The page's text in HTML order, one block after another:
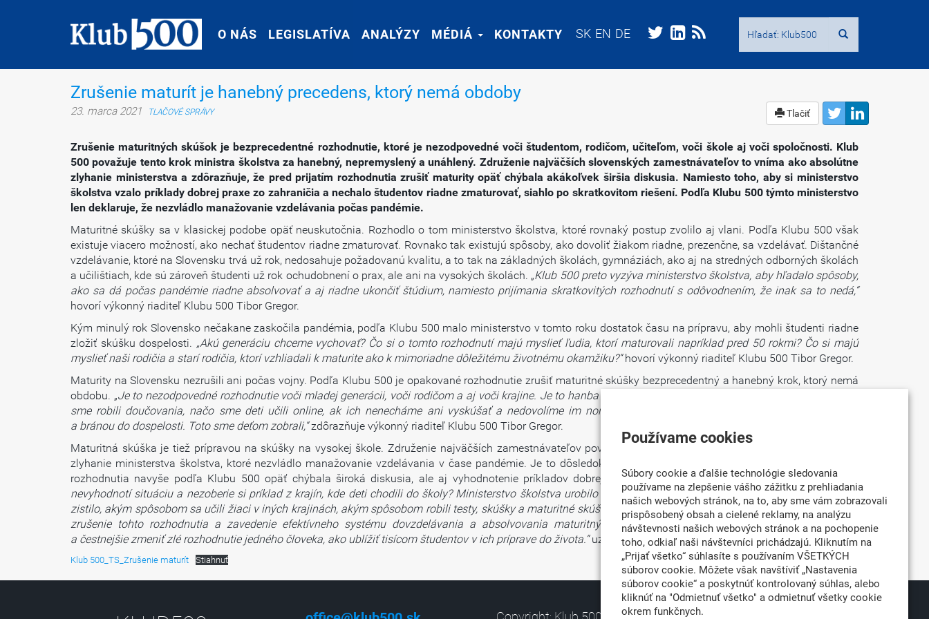
O NÁS LEGISLATÍVA ANALÝZY MÉDIÁ KONTAKTY SK EN DE
O NÁS LEGISLATÍVA ANALÝZY MÉDIÁ KONTAKTY SK EN DE
Zrušenie maturít je hanebný precedens, ktorý nemá obdoby
23. marca 2021 TLAČOVÉ SPRÁVY Tlačiť
Zrušenie maturitných skúšok je bezprecedentné rozhodnutie, ktoré je nezodpovedné voči študentom, rodičom, učiteľom, voči škole aj voči spoločnosti. Klub
500 považuje tento krok ministra školstva za hanebný, nepremyslený a unáhlený. Združenie najväčších slovenských zamestnávateľov to vníma ako absolútne
zlyhanie ministerstva a zdôrazňuje, že pred prijatím rozhodnutia zrušiť maturity opäť chýbala akákoľvek širšia diskusia. Namiesto toho, aby si ministerstvo
školstva vzalo príklady dobrej praxe zo zahraničia a nechalo študentov riadne zmaturovať, siahlo po skratkovitom riešení. Podľa Klubu 500 týmto ministerstvo
len deklaruje, že nezvládlo manažovanie vzdelávania počas pandémie.
Maturitné skúšky sa v klasickej podobe opäť neuskutočnia. Rozhodlo o tom ministerstvo školstva, ktoré rovnaký postup zvolilo aj vlani. Podľa Klubu 500 však
existuje viacero možností, ako nechať študentov riadne zmaturovať. Rovnako tak existujú spôsoby, ako dovoliť žiakom riadne, prezenčne, sa vzdelávať. Dištančné
vzdelávanie, ktoré na Slovensku trvá už rok, nedosahuje požadovanú kvalitu, a to tak na základných školách, gymnáziách, ako aj na stredných odborných školách
a učilištiach, kde sú zároveň študenti už rok ochudobnení o prax, ale ani na vysokých školách. „Klub 500 preto vyzýva ministerstvo školstva, aby hľadalo spôsoby,
ako sa dá počas pandémie riadne absolvovať a aj riadne ukončiť štúdium, namiesto prijímania skratkovitých rozhodnutí s odôvodnením, že inak sa to nedá,“
hovorí výkonný riaditeľ Klubu 500 Tibor Gregor.
Kým minulý rok Slovensko nečakane zaskočila pandémia, podľa Klubu 500 malo ministerstvo v tomto roku dostatok času na prípravu, aby mohli študenti riadne
zložiť skúšku dospelosti. „Akú generáciu chceme vychovať? Čo si o tomto rozhodnutí majú myslieť ľudia, ktorí maturovali napríklad pred 50 rokmi? Čo si majú
myslieť naši rodičia a starí rodičia, ktorí vzhliadali k maturite ako k mimoriadne dôležitému životnému okamžiku?“hovorí výkonný riaditeľ Klubu 500 Tibor Gregor.
Maturity na Slovensku nezrušili ani počas vojny. Podľa Klubu 500 je opakované rozhodnutie zrušiť maturitné skúšky bezprecedentný a hanebný krok, ktorý nemá
obdobu. „Je to nezodpovedné rozhodnutie voči mladej generácii, voči rodičom a aj voči krajine. Je to hanba všetkých, ktorí majú na toto rozhodnutie vplyv. Načo
sme robili doučovania, načo sme deti učili online, ak ich nenecháme ani vyskúšať a nedovolíme im normálne zmaturovať? Maturita je skúškou dospelosti
a bránou do dospelosti. Toto sme deťom zobrali,“zdôrazňuje výkonný riaditeľ Klubu 500 Tibor Gregor.
Maturitná skúška je tiež prípravou na skúšky na vysokej škole. Združenie najväčších zamestnávateľov považuje jej zrušenie dva mesiace pred jej konaním za
zlyhanie ministerstva školstva, ktoré nezvládlo manažovanie vzdelávania v čase pandémie. Je to dôsledok úpadku slovenského školstva. Pred prijatím tohto
rozhodnutia navyše podľa Klubu 500 opäť chýbala široká diskusia, ale aj vyhodnotenie príkladov dobrej praxe zo zahraničia: „Prečo ministerstvo seriózne
nevyhodnotí situáciu a nezoberie si príklad z krajín, kde deti chodili do školy? Ministerstvo školstva urobilo rýchle a nerozumné rozhodnutie namiesto toho, aby
zistilo, akým spôsobom sa učili žiaci v iných krajinách, akým spôsobom robili testy, skúšky a maturitné skúšky. Podľa Klubu 500 by bolo najrozumnejším krokom
zrušenie tohto rozhodnutia a zavedenie efektívneho systému dovzdelávania a absolvovania maturitných skúšok v bezpečnom režime. Je jednoduchšie
a čestnejšie zmeniť zlé rozhodnutie jedného človeka, ako ublížiť tisícom študentov v ich príprave do života.“ uzatvára výkonný riaditeľ Klubu 500 Tibor Gregor.
Klub 500_TS_Zrušenie maturít Stiahnuť
Používame cookies
Súbory cookie a ďalšie technológie sledovania
používame na zlepšenie vášho zážitku z prehliadania
našich webových stránok, na to, aby sme vám zobrazovali
prispôsobený obsah a cielené reklamy, na analýzu
návštevnosti našich webových stránok a na pochopenie
toho, odkiaľ naši návštevníci prichádzajú. Kliknutím na
„Prijať všetko“ súhlasíte s používaním VŠETKÝCH
súborov cookie. Môžete však navštíviť „Nastavenia
súborov cookie“ a poskytnúť kontrolovaný súhlas, alebo
kliknúť na "Odmietnuť všetko" a odmietnuť všetky cookie
okrem funkčnych.